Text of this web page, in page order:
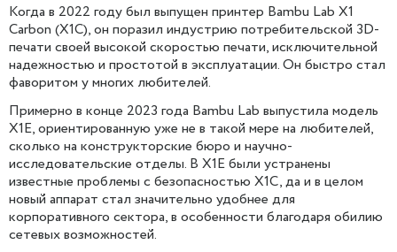
Когда в 2022 году был выпущен принтер Bambu Lab X1
Carbon (X1C), он поразил индустрию потребительской 3D-
печати своей высокой скоростью печати, исключительной
надежностью и простотой в эксплуатации. Он быстро стал
фаворитом у многих любителей.
Примерно в конце 2023 года Bambu Lab выпустила модель
X1E, ориентированную уже не в такой мере на любителей,
сколько на конструкторские бюро и научно-
исследовательские отделы. В X1E были устранены
известные проблемы с безопасностью X1C, да и в целом
новый аппарат стал значительно удобнее для
корпоративного сектора, в особенности благодаря обилию
сетевых возможностей.